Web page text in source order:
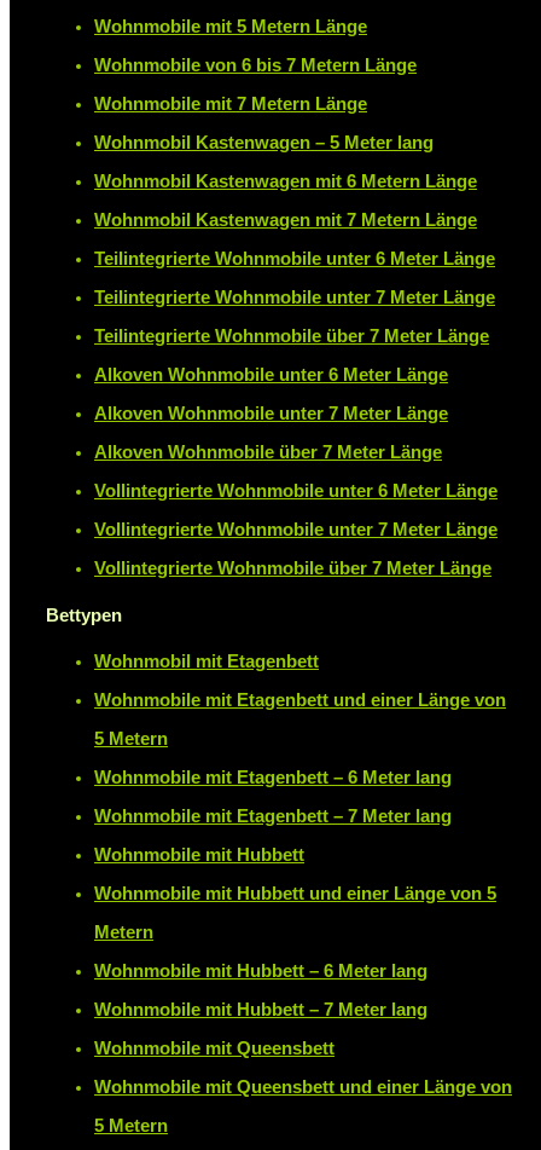
Wohnmobile mit 5 Metern Länge
Wohnmobile von 6 bis 7 Metern Länge
Wohnmobile mit 7 Metern Länge
Wohnmobil Kastenwagen – 5 Meter lang
Wohnmobil Kastenwagen mit 6 Metern Länge
Wohnmobil Kastenwagen mit 7 Metern Länge
Teilintegrierte Wohnmobile unter 6 Meter Länge
Teilintegrierte Wohnmobile unter 7 Meter Länge
Teilintegrierte Wohnmobile über 7 Meter Länge
Alkoven Wohnmobile unter 6 Meter Länge
Alkoven Wohnmobile unter 7 Meter Länge
Alkoven Wohnmobile über 7 Meter Länge
Vollintegrierte Wohnmobile unter 6 Meter Länge
Vollintegrierte Wohnmobile unter 7 Meter Länge
Vollintegrierte Wohnmobile über 7 Meter Länge
Bettypen
Wohnmobil mit Etagenbett
Wohnmobile mit Etagenbett und einer Länge von
5 Metern
Wohnmobile mit Etagenbett – 6 Meter lang
Wohnmobile mit Etagenbett – 7 Meter lang
Wohnmobile mit Hubbett
Wohnmobile mit Hubbett und einer Länge von 5
Metern
Wohnmobile mit Hubbett – 6 Meter lang
Wohnmobile mit Hubbett – 7 Meter lang
Wohnmobile mit Queensbett
Wohnmobile mit Queensbett und einer Länge von
5 Metern